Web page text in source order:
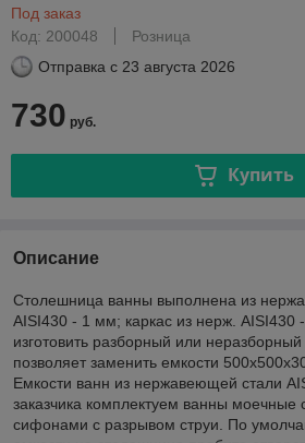
Под заказ
Код: 200048
Розница
Отправка с 23 августа 2026
730 руб.
Купить
Описание
Столешница ванны выполнена из
AISI430 - 1 мм; каркас из нерж. AISI430
изготовить разборный или неразборный
позволяет заменить емкости
Емкости ванн из нержавеющей стали
заказчика комплектуем ванны
сифонами с разрывом струи. По